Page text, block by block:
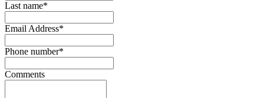
Last name*
Email Address*
Phone number*
Comments